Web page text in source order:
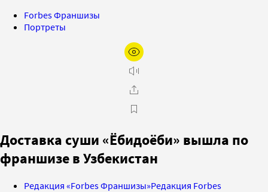
Forbes Франшизы
Портреты
Доставка суши «Ёбидоёби» вышла по
франшизе в Узбекистан
Редакция «Forbes Франшизы»Редакция Forbes